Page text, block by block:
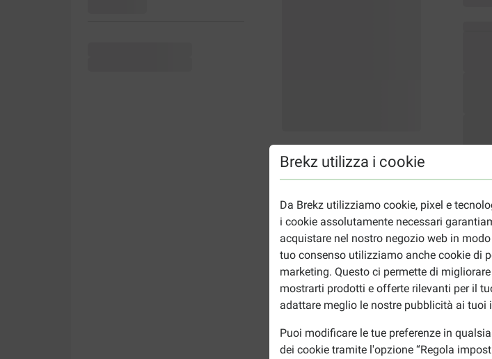
Brekz utilizza i cookie
Da Brekz utilizziamo cookie, pixel e
i cookie assolutamente necessari
acquistare nel nostro negozio web in
tuo consenso utilizziamo anche cookie di
marketing. Questo ci permette di
mostrarti prodotti e offerte rilevanti per il
adattare meglio le nostre pubblicità ai tuoi
Puoi modificare le tue preferenze in
dei cookie tramite l'opzione “Regola